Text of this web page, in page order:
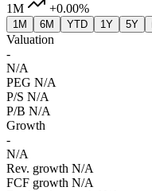
1M
+0.00%
1M 6M YTD 1Y 5Y
Valuation
-
N/A
PEG N/A
P/S N/A
P/B N/A
Growth
-
N/A
Rev. growth N/A
FCF growth N/A